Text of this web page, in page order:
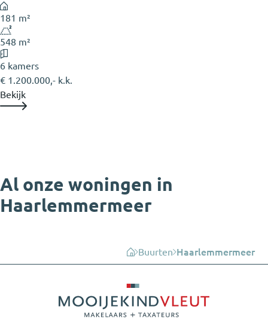
181 m²
548 m²
6 kamers
€ 1.200.000,- k.k.
Bekijk
Al onze woningen in
Haarlemmermeer
Buurten Haarlemmermeer